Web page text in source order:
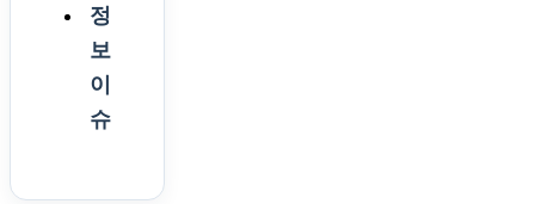
정
보
이
슈